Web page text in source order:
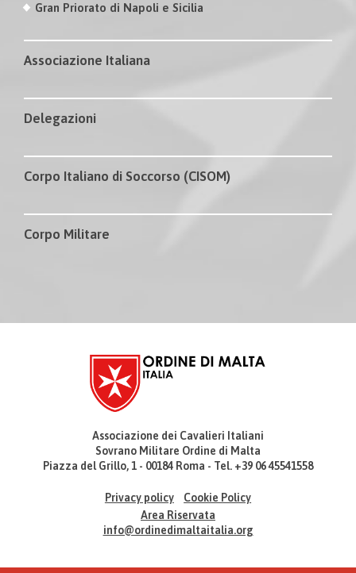
Gran Priorato di Napoli e Sicilia
Associazione Italiana
Delegazioni
Corpo Italiano di Soccorso (CISOM)
Corpo Militare
Associazione dei Cavalieri Italiani
Sovrano Militare Ordine di Malta
Piazza del Grillo, 1 - 00184 Roma - Tel. +39 06 45541558
Privacy policy
Cookie Policy
Area Riservata
info@ordinedimaltaitalia.org